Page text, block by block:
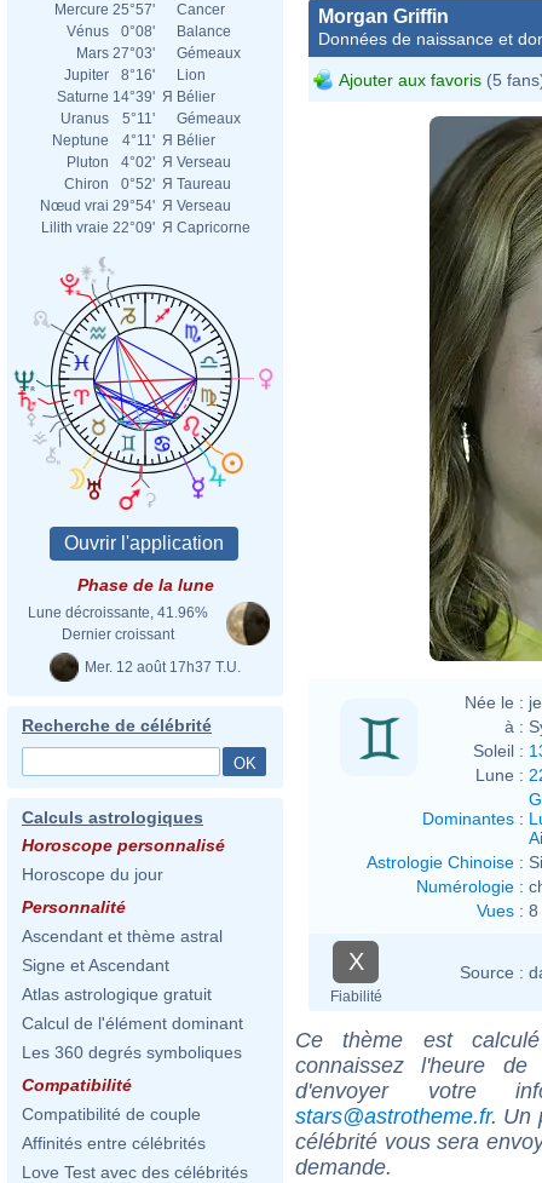
Mercure 25°57'
Cancer
Vénus
0°08'
Balance
Mars 27°03'
Gémeaux
Jupiter
8°16'
Lion
Saturne 14°39' Я Bélier
Uranus
5°11'
Gémeaux
Neptune
4°11' Я Bélier
Pluton
4°02' Я Verseau
Chiron
0°52' Я Taureau
Nœud vrai 29°54' Я Verseau
Lilith vraie 22°09' Я Capricorne
Phase de la lune
Lune décroissante, 41.96%
Dernier croissant
Mer. 12 août 17h37 T.U.
Recherche de célébrité
Calculs astrologiques
Horoscope personnalisé
Horoscope du jour
Personnalité
Ascendant et thème astral
Signe et Ascendant
Atlas astrologique gratuit
Calcul de l'élément dominant
Les 360 degrés symboliques
Compatibilité
Compatibilité de couple
Affinités entre célébrités
Love Test avec des célébrités
Morgan Griffin
Données de naissance et
Ajouter aux favoris (5
Eva
Née le :
à :
Soleil :
Lune :
Dominantes :
Astrologie Chinoise :
Numérologie :
Vues : 8
X
Fiabilité
Source :
Ce thème est
connaissez l'heure
d'envoyer votre
stars@astrotheme.fr. Un
célébrité vous sera
demande.